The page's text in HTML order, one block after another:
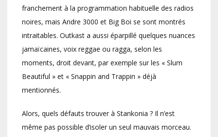
franchement à la programmation habituelle des radios
noires, mais Andre 3000 et Big Boi se sont montrés
intraitables. Outkast a aussi éparpillé quelques nuances
jamaïcaines, voix reggae ou ragga, selon les
moments, droit devant, par exemple sur les « Slum
Beautiful » et « Snappin and Trappin » déjà
mentionnés.
Alors, quels défauts trouver à Stankonia ? Il n’est
même pas possible d’isoler un seul mauvais morceau.